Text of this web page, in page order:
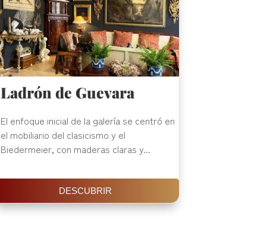
Ladrón de Guevara
El enfoque inicial de la galería se centró en
el mobiliario del clasicismo y el
Biedermeier, con maderas claras y...
DESCUBRIR